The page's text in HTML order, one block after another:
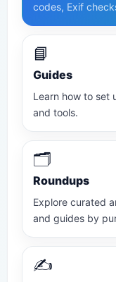
codes, Exif
📘
Guides
Learn how to set
and tools.
🗂️
Roundups
Explore curated
and guides by
✍️